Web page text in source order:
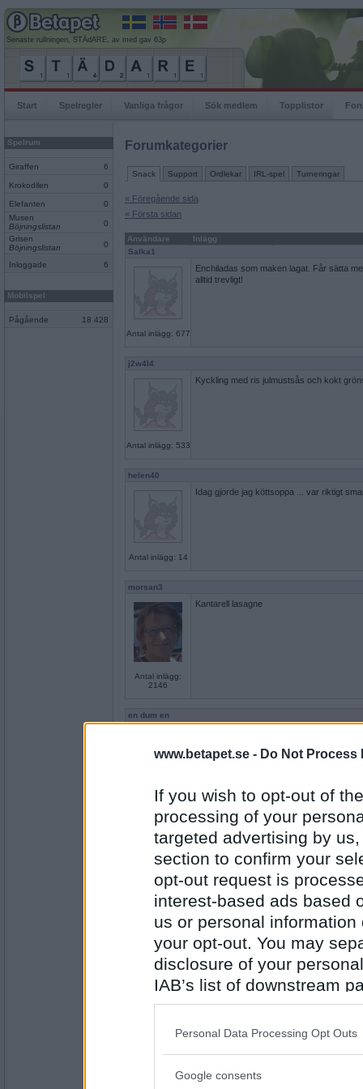
www.betapet.se - Do Not Process
If you wish to opt-out of
processing of your
targeted advertising by
section to confirm your
opt-out request is
interest-based ads based
us or personal
your opt-out. You may
disclosure of your
IAB’s list of downstream
also be disclosed by us
Downstream Participants
Please note that this
Personal Data Processing Opt Outs
Google consents
Senaste rullningen, STÄdARE, av med gav 63p
Start Spelregler Vanliga frågor Sök medlem Topplistor
Spelrum
Giraffen 6
Krokodilen 0
Elefanten
0
Musen
Böjningslistan
0
Grisen
Böjningslistan
0
Inloggade 6
Mobilspel
Pågående 18 428
Forumkategorier
Snack Support Ordlekar IRL-spel Turneringar
« Föregående sida
« Första sidan
Användare
Inlägg
Salka1
Antal inlägg: 677
Enchiladas som maken lagat. Får sätta
alltid trevligt!
j2w4l4
Antal inlägg: 533
Kyckling med ris julmustsås och kokt
helen40
Antal inlägg: 14
Idag gjorde jag köttsoppa ... var riktigt
morsan3
Antal inlägg:
2146
Kantarell lasagne
en dum en
Antal inlägg:
13194
SmålandsMira
Antal inlägg:
Blev hämtthai
nitrometan
Blodpudding, bacon och lingonsylt.